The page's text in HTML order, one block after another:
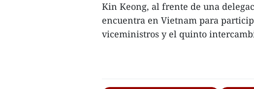
Kin Keong, al frente de una
encuentra en Vietnam para
viceministros y el quinto